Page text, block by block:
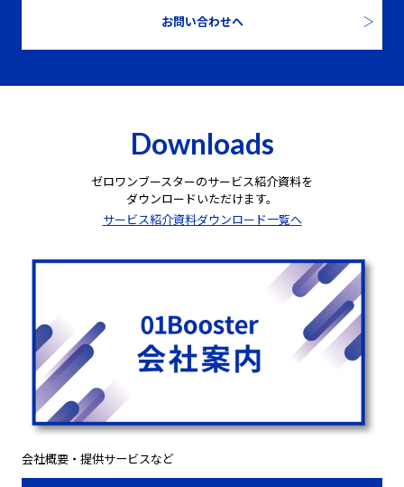
お問い合わせへ
Downloads
ゼロワンブースターのサービス紹介資料を
ダウンロードいただけます。
サービス紹介資料ダウンロード一覧へ
会社概要・提供サービスなど